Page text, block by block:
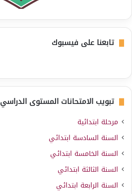
تابعنا على فيسبوك
تبويب الامتحانات المستوى الدراسي
مرحلة ابتدائية
السنة السادسة ابتدائي
السنة الخامسة ابتدائي
السنة الثالثة ابتدائي
السنة الرابعة ابتدائي